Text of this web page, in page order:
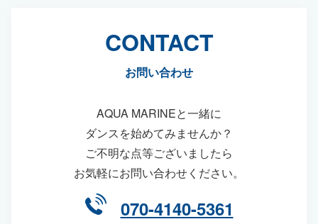
CONTACT
お問い合わせ
AQUA MARINEと一緒に
ダンスを始めてみませんか？
ご不明な点等ございましたら
お気軽にお問い合わせください。
070-4140-5361